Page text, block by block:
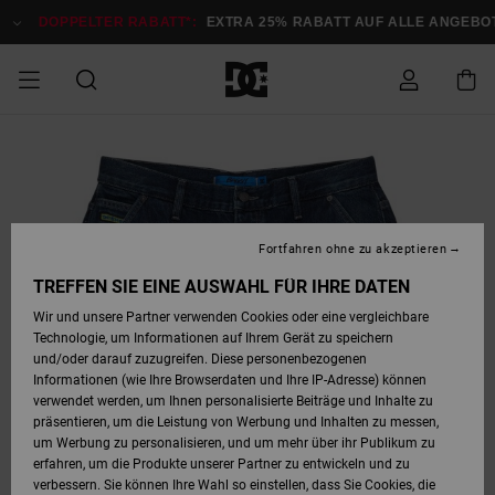
Produktinformation
DOPPELTER RABATT*: EXTRA 25% RABATT AUF ALLE
Sale
Accessoires
SALE SNOW
T-Shirts
Jacken &
Snow
SALE KINDER
Sale
Sale
Sale Snow
Jacken &
Hoodies &
Court Graffik
Lynx
Pure
Net
Alle ansehen
Ducati
DC Command
Manteca
Construct
Ascend
SCHUHE
Skate
Sneakers
Sandalen
Winterschuhe
Snowboard
BEKLEIDUNG
Sweatshirts
T-shirts
Hemden
Jeans
Jacken &
ACCESSOIRES
Mützen
Taschen &
Court Graffik
Alle ansehen
Astrix
DC Command
Manteca
Best Sellers
SCHUHE
Sneakers
Skate
Sandalen
Snowboard
Unisex
KLEIDUNG
Alle ansehen
KINDER
Pure
Stag
Skate
Babyschuhe
Sneakers
Alle ansehen
BEKLEIDUNG
T-Shirts
Sweatshirts &
Hemden
ACCESSOIRES
Mützen
Taschen
Alle ansehen
SKATE
Alle ansehen
MÄNNER
Snowboard
Winterschuhe
Polarfleece &
Softshells
FRAUEN
Schneejacken
Alle ansehen
SNOW SHOP FÜR
KINDER
Mützen
Alle ansehen
Bestellung
zugreifen
Versand
Retouren
Bezahlung
Geschenkkarte
TREFFEN SIE EINE AUSWAHL FÜR IHRE DATEN
Wir und unsere Partner verwenden Cookies oder eine vergleichbare
Technologie, um Informationen auf Ihrem Gerät zu speichern
und/oder darauf zuzugreifen. Diese personenbezogenen
Informationen (wie Ihre Browserdaten und Ihre IP-Adresse) können
verwendet werden, um Ihnen personalisierte Beiträge und Inhalte zu
präsentieren, um die Leistung von Werbung und Inhalten zu messen,
um Werbung zu personalisieren, und um mehr über ihr Publikum zu
erfahren, um die Produkte unserer Partner zu entwickeln und zu
verbessern. Sie können Ihre Wahl so einstellen, dass Sie Cookies, die
Fortfahren ohne zu akzeptieren